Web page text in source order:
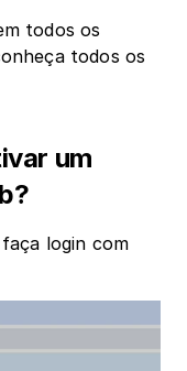
todos os
todos os
um
login com